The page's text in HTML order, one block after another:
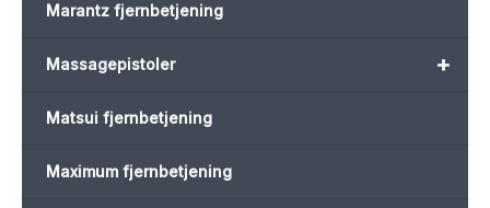
Marantz fjernbetjening
+
Massagepistoler
Matsui fjernbetjening
Maximum fjernbetjening